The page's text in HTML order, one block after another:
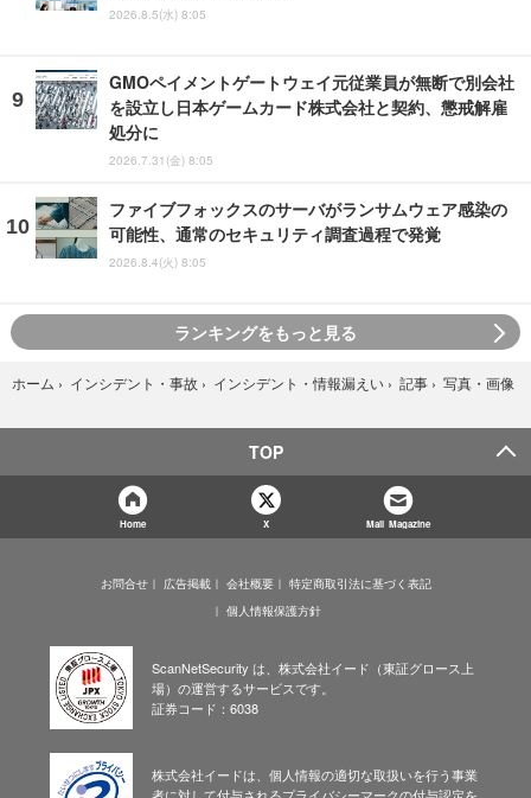
2026.8.5(水) 8:05
GMOペイメントゲートウェイ元従業員が無断で別会社
を設立し日本ゲームカード株式会社と契約、懲戒解雇
処分に
2026.7.31(金) 8:05
ファイブフォックスのサーバがランサムウェア感染の
可能性、通常のセキュリティ調査過程で発覚
2026.8.4(火) 8:05
ランキングをもっと見る
ホーム › インシデント・事故 › インシデント・情報漏えい › 記事 › 写真・画像
TOP
Home X Mail Magazine
お問合せ 広告掲載 会社概要
特定商取引法に基づく表記
個人情報保護方針
ScanNetSecurity は、株式会社イード（東証グロース上
場）の運営するサービスです。
証券コード：6038
株式会社イードは、個人情報の適切な取扱いを行う事業